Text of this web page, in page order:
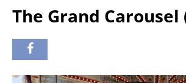
The Grand